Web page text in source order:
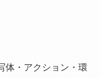
体・アクション・環